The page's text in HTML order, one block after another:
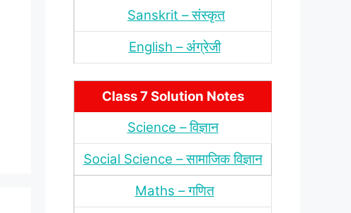
Sanskrit – संस्‍कृत
English – अंंग्रेजी
Class 7 Solution Notes
Science – विज्ञान
Social Science – सामाजिक विज्ञान
Maths – गणित